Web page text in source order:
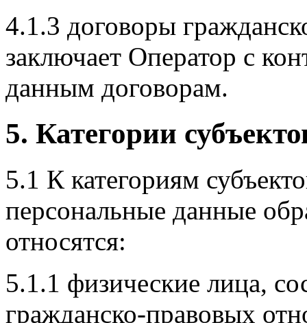
4.1.3 договоры
заключает Оператор с
данным договорам.
5. Категории
5.1 К категориям
персональные данные
относятся:
5.1.1 физические лица,
гражданско-правовых